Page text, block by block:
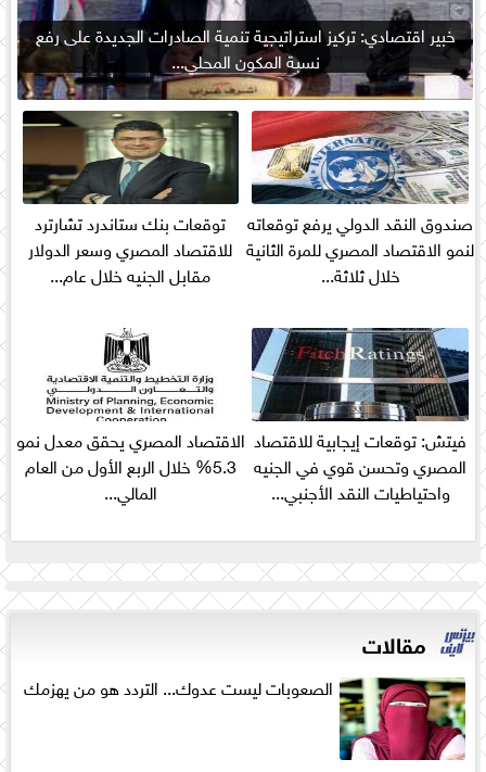
خبير اقتصادي: تركيز استراتيجية تنمية الصادرات الجديدة على رفع
نسبة المكون المحلي...
صندوق النقد الدولي يرفع توقعاته
لنمو الاقتصاد المصري للمرة الثانية
خلال ثلاثة...
توقعات بنك ستاندرد تشارترد
للاقتصاد المصري وسعر الدولار
مقابل الجنيه خلال عام...
فيتش: توقعات إيجابية للاقتصاد
المصري وتحسن قوي في الجنيه
واحتياطيات النقد الأجنبي...
الاقتصاد المصري يحقق معدل نمو
5.3% خلال الربع الأول من العام
المالي...
مقالات
الصعوبات ليست عدوك... التردد هو من يهزمك